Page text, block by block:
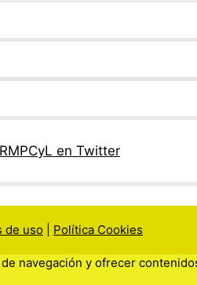
de uso Política Cookies
navegación y ofrecer